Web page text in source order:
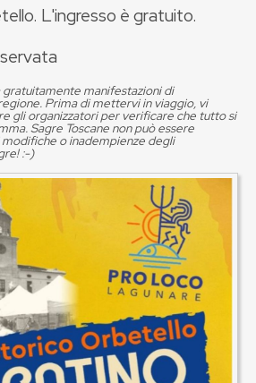
L'ingresso è gratuito.
gratuitamente manifestazioni di
Prima di mettervi in viaggio, vi
gli organizzatori per verificare che tutto si
Sagre Toscane non può essere
o inadempienze degli
:-)